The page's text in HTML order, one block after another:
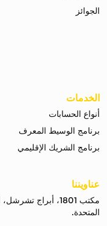
الجوائز
الخدمات
أنواع الحسابات
برنامج الوسيط المعرف
برنامج الشريك الإقليمي
عناويننا
مكتب 1801، أبراج
المتحدة.